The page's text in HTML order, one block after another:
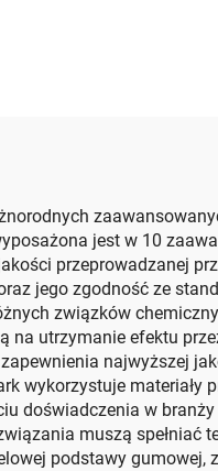
jest w 10
przeprowadzanej
jego zgodność ze
związków
utrzymanie efektu
najwyższej
wykorzystuje materiały
doświadczenia w
muszą spełniać
podstawy